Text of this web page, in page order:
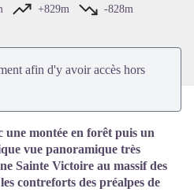
+829m
-828m
afin d'y avoir accès hors
montée en forêt puis un
vue panoramique très
Sainte Victoire au massif des
contreforts des préalpes de